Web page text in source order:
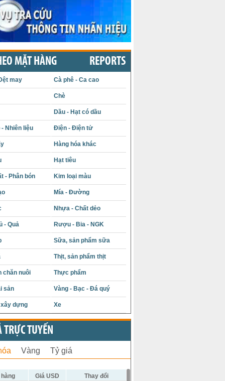
MẶT HÀNG REPORTS
may Cà phê - Ca cao
Chè
Dầu - Hạt có dầu
- Nhiên liệu Điện - Điện tử
Hàng hóa khác
Hạt tiêu
- Phân bón Kim loại màu
Mía - Đường
Nhựa - Chất dẻo
- Quả Rượu - Bia - NGK
Sữa, sản phẩm sữa
Thịt, sản phẩm thịt
chăn nuôi Thực phẩm
sản Vàng - Bạc - Đá quý
dựng Xe
TRỰC TUYẾN
Vàng Tỷ giá
Giá USD
Thay đổi